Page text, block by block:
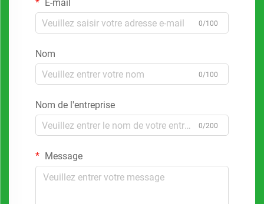
E-mail
0/100
Nom
0/100
Nom de l'entreprise
0/200
Message